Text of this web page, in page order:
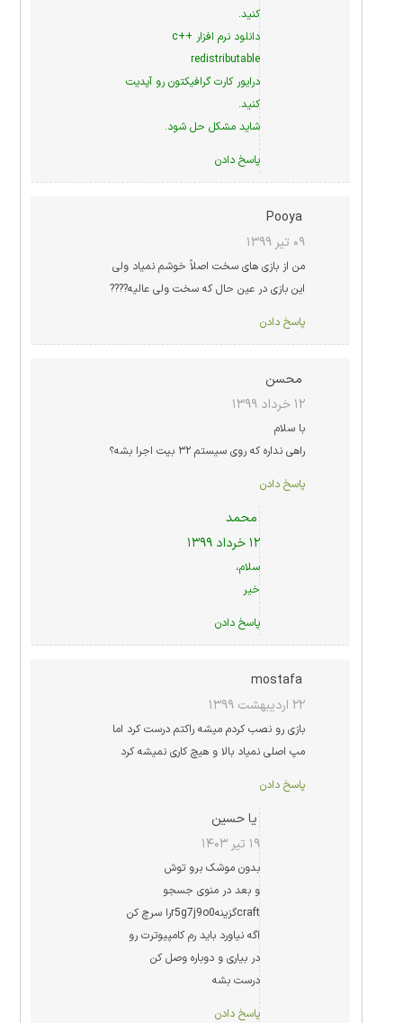
کنید.
دانلود نرم افزار c++
redistributable
درایور کارت گرافیکتون رو آپدیت
کنید.
شاید مشکل حل شود.
پاسخ دادن
Pooya
۰۹ تیر ۱۳۹۹
من از بازی های سخت اصلاً خوشم نمیاد ولی
این بازی در عین حال که سخت ولی عالیه????
پاسخ دادن
محسن
۱۲ خرداد ۱۳۹۹
با سلام
راهی نداره که روی سیستم ۳۲ بیت اجرا بشه؟
پاسخ دادن
محمد
۱۲ خرداد ۱۳۹۹
سلام،
خیر
پاسخ دادن
mostafa
۲۲ اردیبهشت ۱۳۹۹
بازی رو نصب کردم میشه راکتم درست کرد اما
مپ اصلی نمیاد بالا و هیچ کاری نمیشه کرد
پاسخ دادن
یا حسین
۱۹ تیر ۱۴۰۳
بدون موشک برو توش
و بعد در منوی جسجو
craftگزینهr5g7j9o0را سرچ کن
اگه نیاورد باید رم کامپیوترت رو
در بیاری و دوباره وصل کن
درست بشه
پاسخ دادن